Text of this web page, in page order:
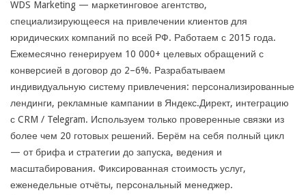
WDS Marketing — маркетинговое агентство,
специализирующееся на привлечении клиентов для
юридических компаний по всей РФ. Работаем с 2015 года.
Ежемесячно генерируем 10 000+ целевых обращений с
конверсией в договор до 2–6%. Разрабатываем
индивидуальную систему привлечения: персонализированные
лендинги, рекламные кампании в Яндекс.Директ, интеграцию
с CRM / Telegram. Используем только проверенные связки из
более чем 20 готовых решений. Берём на себя полный цикл
— от брифа и стратегии до запуска, ведения и
масштабирования. Фиксированная стоимость услуг,
еженедельные отчёты, персональный менеджер.